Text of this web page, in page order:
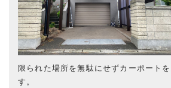
限られた場所を無駄にせずカーポート
す。